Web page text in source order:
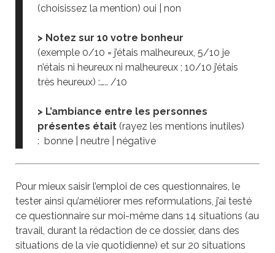
(choisissez la mention) oui | non
> Notez sur 10 votre bonheur
(exemple 0/10 = j’étais malheureux, 5/10 je
n’étais ni heureux ni malheureux ; 10/10 j’étais
très heureux) :….. /10
> L’ambiance entre les personnes
présentes était(rayez les mentions inutiles)
: bonne | neutre | négative
Pour mieux saisir l’emploi de ces questionnaires, le
tester ainsi qu’améliorer mes reformulations, j’ai testé
ce questionnaire sur moi-même dans 14 situations (au
travail, durant la rédaction de ce dossier, dans des
situations de la vie quotidienne) et sur 20 situations